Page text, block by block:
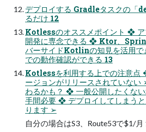
デプロイする Gradleタスクの「
るだけ 12
Kotlessのオススメポイント ❖ ア
開発に専念できる ❖ Ktor、
バーサイドKotlinの知見を活用
での動作確認ができる 13
Kotlessを利用する上での注意点
ージョンがリリースされていない
わるかも？ ❖ 一般公開したくな
手間必要 ❖ デプロイしてしまう
ります ➢
自分の場合はS3、Route53で$1/月